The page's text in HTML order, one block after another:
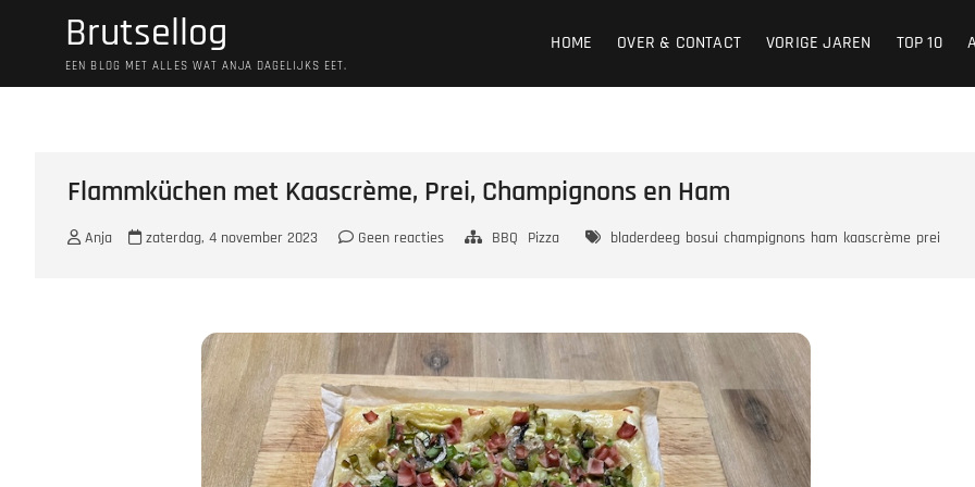
Brutsellog
EEN BLOG MET ALLES WAT ANJA DAGELIJKS EET.
HOME OVER & CONTACT VORIGE JAREN TOP 10
Flammküchen met Kaascrème, Prei, Champignons en Ham
Anja zaterdag, 4 november 2023 Geen reacties BBQ Pizza bladerdeeg bosui champignons ham kaascrème prei